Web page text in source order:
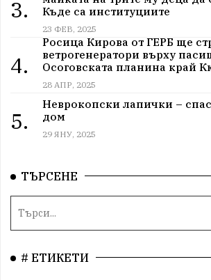
3.
Къде са институциите
23 ФЕВ, 2025
4.
Росица Кирова от ГЕРБ ще
ветрогенератори върху
Осоговската планина край
28 АПР, 2025
5.
Неврокопски лапички –
дом
29 ЯНУ, 2025
ТЪРСЕНЕ
# ЕТИКЕТИ